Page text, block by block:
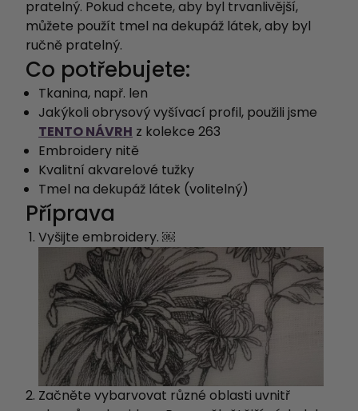
pratelný. Pokud chcete, aby byl trvanlivější,
můžete použít tmel na dekupáž látek, aby byl
ručně pratelný.
Co potřebujete:
Tkanina, např. len
Jakýkoli obrysový vyšívací profil, použili jsme
TENTO NÁVRH z kolekce 263
Embroidery nitě
Kvalitní akvarelové tužky
Tmel na dekupáž látek (volitelný)
Příprava
Vyšijte embroidery. ￼
Začněte vybarvovat různé oblasti uvnitř